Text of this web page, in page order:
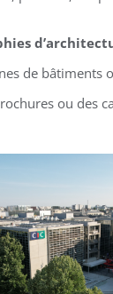
de bâtiments
ou des